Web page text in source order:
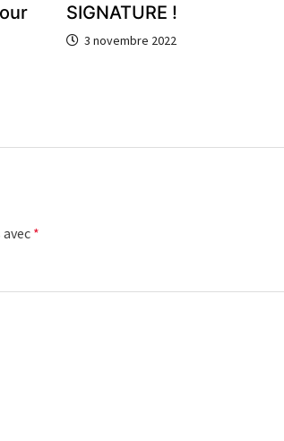
SIGNATURE !
3 novembre 2022
*